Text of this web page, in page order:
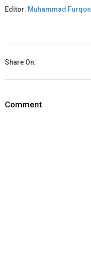
Editor: Muhammad Furqon
Share On:
Comment